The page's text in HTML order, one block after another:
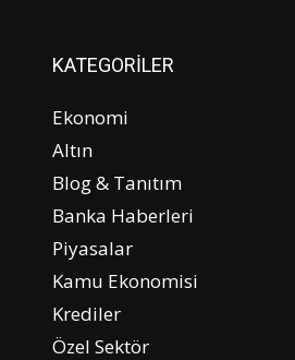
KATEGORİLER
Ekonomi
Altın
Blog & Tanıtım
Banka Haberleri
Piyasalar
Kamu Ekonomisi
Krediler
Özel Sektör